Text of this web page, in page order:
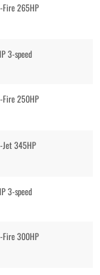
Fire 265HP
3-speed
Fire 250HP
Jet 345HP
3-speed
Fire 300HP